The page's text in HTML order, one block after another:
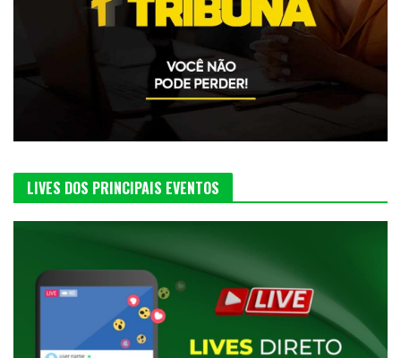
LIVES DOS PRINCIPAIS EVENTOS